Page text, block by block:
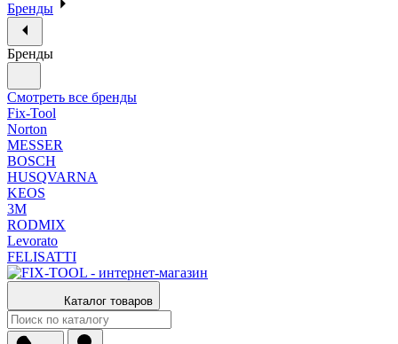
Бренды
Бренды
Смотреть все бренды
Fix-Tool
Norton
MESSER
BOSCH
HUSQVARNA
KEOS
3М
RODMIX
Levorato
FELISATTI
Каталог товаров